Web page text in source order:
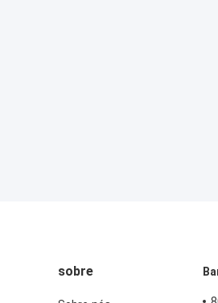
sobre